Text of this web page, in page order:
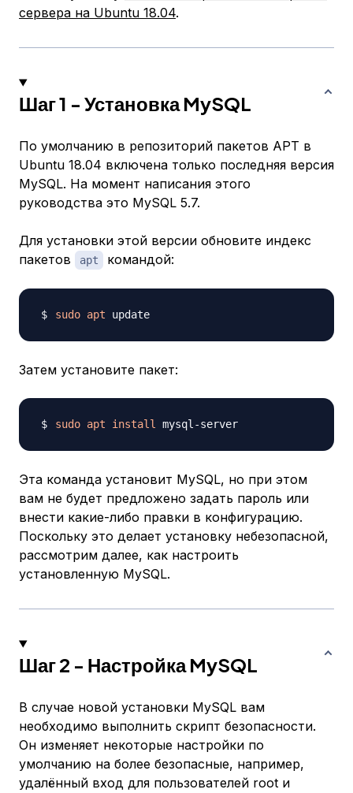
сервера на Ubuntu 18.04.
Шаг 1 - Установка MySQL
По умолчанию в репозиторий пакетов APT в
Ubuntu 18.04 включена только последняя версия
MySQL. На момент написания этого
руководства это MySQL 5.7.
Для установки этой версии обновите индекс
пакетов
apt командой:
sudo apt
Затем установите пакет:
sudo apt install
Эта команда установит MySQL, но при этом
вам не будет предложено задать пароль или
внести какие-либо правки в конфигурацию.
Поскольку это делает установку небезопасной,
рассмотрим далее, как настроить
установленную MySQL.
Шаг 2 - Настройка MySQL
В случае новой установки MySQL вам
необходимо выполнить скрипт безопасности.
Он изменяет некоторые настройки по
умолчанию на более безопасные, например,
удалённый вход для пользователей root и